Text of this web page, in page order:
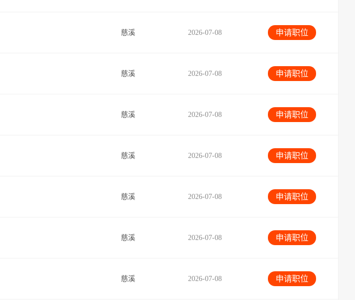
申请职位
2026-07-08
慈溪
申请职位
2026-07-08
慈溪
申请职位
2026-07-08
慈溪
申请职位
2026-07-08
慈溪
申请职位
2026-07-08
慈溪
申请职位
2026-07-08
慈溪
申请职位
2026-07-08
慈溪